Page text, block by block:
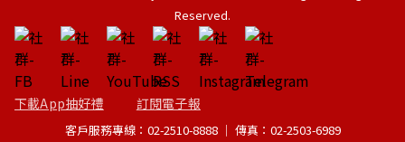
Reserved.
下載App抽好禮 訂閱電子報
客戶服務專線：02-2510-8888 │ 傳真：02-2503-6989